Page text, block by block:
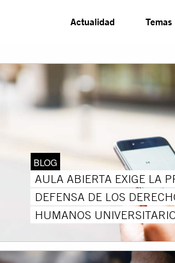
Actualidad Temas
BLOG
AULA ABIERTA EXIGE LA
DEFENSA DE LOS
HUMANOS